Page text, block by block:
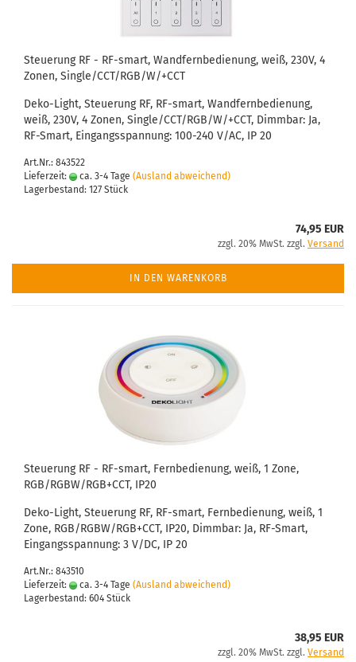
Steuerung RF - RF-smart, Wandfernbedienung, weiß, 230V, 4
Zonen, Single/CCT/RGB/W/+CCT
Deko-Light, Steuerung RF, RF-smart, Wandfernbedienung,
weiß, 230V, 4 Zonen, Single/CCT/RGB/W/+CCT, Dimmbar: Ja,
RF-Smart, Eingangsspannung: 100-240 V/AC, IP 20
Art.Nr.: 843522
Lieferzeit:
ca. 3-4 Tage (Ausland abweichend)
Lagerbestand: 127 Stück
74,95 EUR
zzgl. 20% MwSt. zzgl. Versand
IN DEN WARENKORB
Steuerung RF - RF-smart, Fernbedienung, weiß, 1 Zone,
RGB/RGBW/RGB+CCT, IP20
Deko-Light, Steuerung RF, RF-smart, Fernbedienung, weiß, 1
Zone, RGB/RGBW/RGB+CCT, IP20, Dimmbar: Ja, RF-Smart,
Eingangsspannung: 3 V/DC, IP 20
Art.Nr.: 843510
Lieferzeit:
ca. 3-4 Tage (Ausland abweichend)
Lagerbestand: 604 Stück
38,95 EUR
zzgl. 20% MwSt. zzgl. Versand